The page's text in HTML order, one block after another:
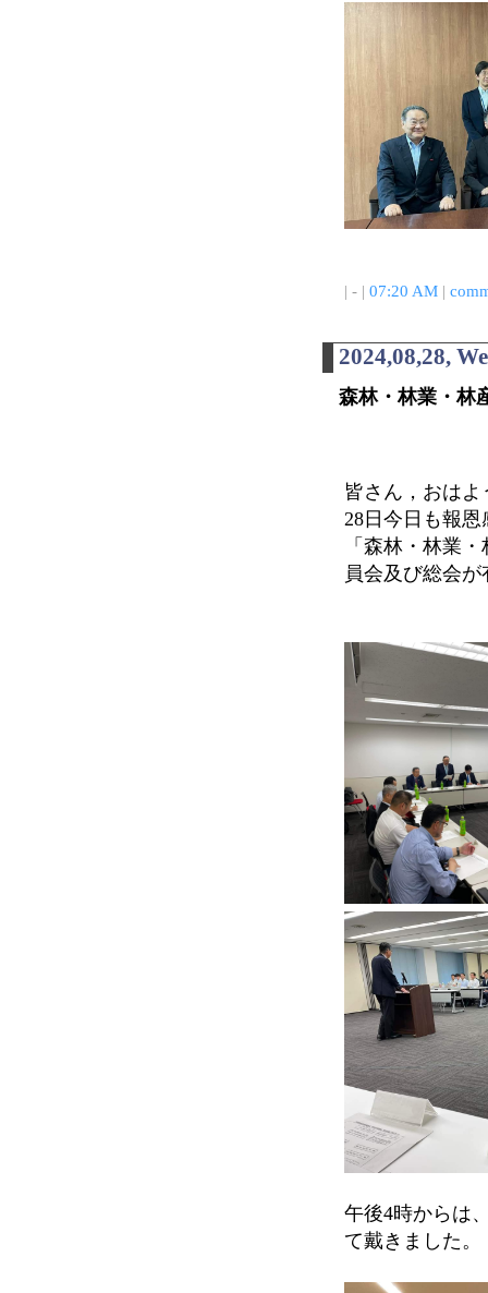
| - | 07:20 AM|
2024,08,28,
森林・林業・林
皆さん，おは
28日今日も報
「森林・林業
員会及び総会
午後4時からは
て戴きました。